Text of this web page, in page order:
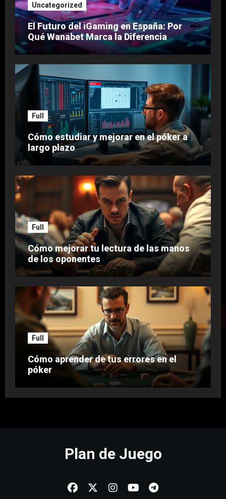
Uncategorized
El Futuro del iGaming en España: Por
Qué Wanabet Marca la Diferencia
Full
Cómo estudiar y mejorar en el póker a
largo plazo
Full
Cómo mejorar tu lectura de las manos
de los oponentes
Full
Cómo aprender de tus errores en el
póker
Plan de Juego